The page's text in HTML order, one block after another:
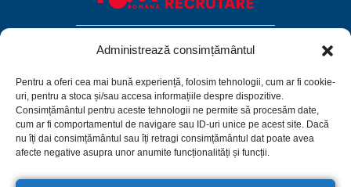
Administrează consimțământul
Pentru a oferi cea mai bună experiență, folosim tehnologii, cum ar fi cookie-
uri, pentru a stoca și/sau accesa informațiile despre dispozitive.
Consimțământul pentru aceste tehnologii ne permite să procesăm date,
cum ar fi comportamentul de navigare sau ID-uri unice pe acest site. Dacă
nu îți dai consimțământul sau îți retragi consimțământul dat poate avea
afecte negative asupra unor anumite funcționalități și funcții.